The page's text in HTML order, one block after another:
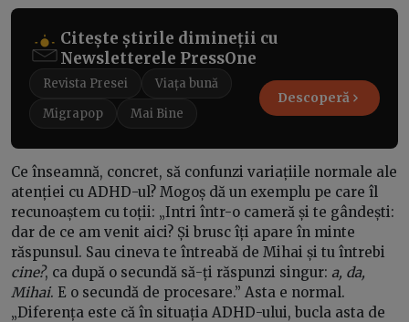
Citește știrile dimineții cu
Newsletterele PressOne
Revista Presei
Viața bună
Migrapop
Mai Bine
Descoperă
Ce înseamnă, concret, să confunzi variațiile normale ale
atenției cu ADHD-ul? Mogoș dă un exemplu pe care îl
recunoaștem cu toții: „Intri într-o cameră și te gândești:
dar de ce am venit aici? Și brusc îți apare în minte
răspunsul. Sau cineva te întreabă de Mihai și tu întrebi
cine?, ca după o secundă să-ți răspunzi singur: a, da,
Mihai. E o secundă de procesare.” Asta e normal.
„Diferența este că în situația ADHD-ului, bucla asta de